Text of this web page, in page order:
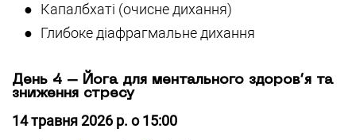
Капалбхаті (очисне дихання)
Глибоке діафрагмальне дихання
День 4 – Йога для ментального здоров’я та
зниження стресу
14 травня 2026 р. о 15:00